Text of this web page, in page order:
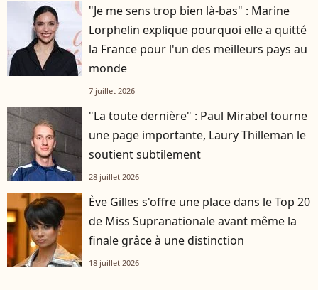
"Je me sens trop bien là-bas" : Marine
Lorphelin explique pourquoi elle a quitté
la France pour l'un des meilleurs pays au
monde
7 juillet 2026
"La toute dernière" : Paul Mirabel tourne
une page importante, Laury Thilleman le
soutient subtilement
28 juillet 2026
Ève Gilles s'offre une place dans le Top 20
de Miss Supranationale avant même la
finale grâce à une distinction
18 juillet 2026